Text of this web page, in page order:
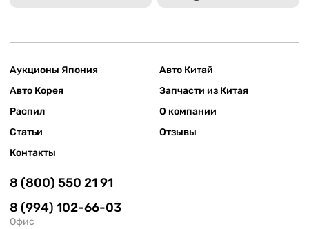
Аукционы Япония
Авто Китай
Авто Корея
Запчасти из Китая
Распил
О компании
Статьи
Отзывы
Контакты
8 (800) 550 21 91
8 (994) 102-66-03
Офис